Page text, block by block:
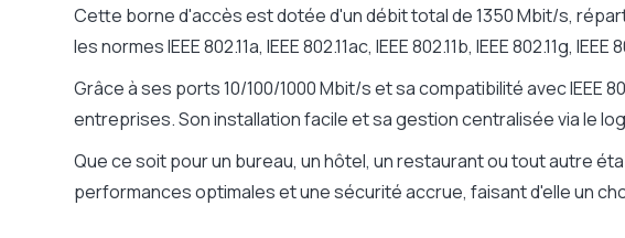
Cette borne d'accès est dotée d'un débit total de 1350 Mbit/s,
les normes IEEE 802.11a, IEEE 802.11ac, IEEE 802.11b, IEEE
Grâce à ses ports 10/100/1000 Mbit/s et sa compatibilité avec IEEE
entreprises. Son installation facile et sa gestion centralisée via le
Que ce soit pour un bureau, un hôtel, un restaurant ou tout autre
performances optimales et une sécurité accrue, faisant d'elle un